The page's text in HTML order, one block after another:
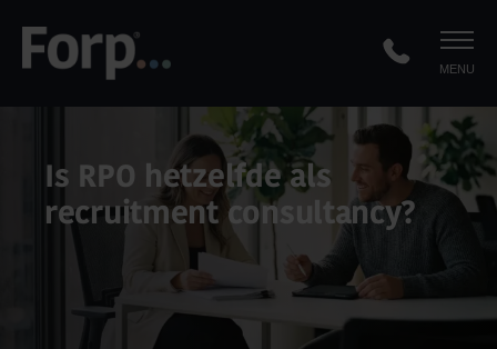
MENU
Is RPO hetzelfde als
recruitment consultancy?